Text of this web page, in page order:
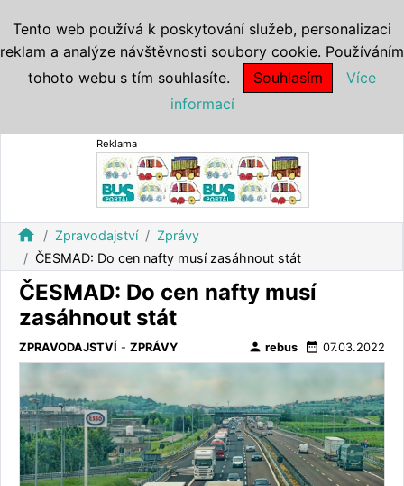
Reklama
home Zpravodajství
Zprávy
ČESMAD: Do cen nafty musí zasáhnout stát
ČESMAD: Do cen nafty musí
zasáhnout stát
ZPRAVODAJSTVÍ - ZPRÁVY person rebus date_range 07.03.2022
Tento web používá k poskytování služeb, personalizaci
reklam a analýze návštěvnosti soubory cookie. Používáním
tohoto webu s tím souhlasíte.
Souhlasím
Více
informací